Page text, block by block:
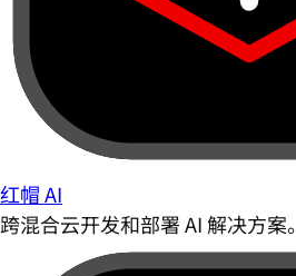
红帽 AI
跨混合云开发和部署 AI 解决方案。